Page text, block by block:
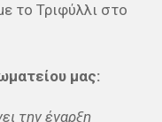
το Τριφύλλι στο
μας:
την έναρξη